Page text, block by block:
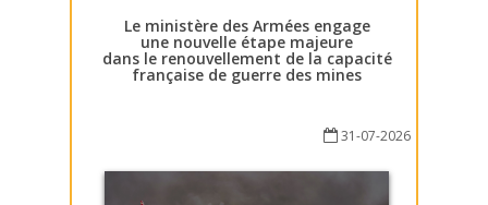
Le ministère des Armées engage
une nouvelle étape majeure
dans le renouvellement de la capacité
française de guerre des mines
31-07-2026